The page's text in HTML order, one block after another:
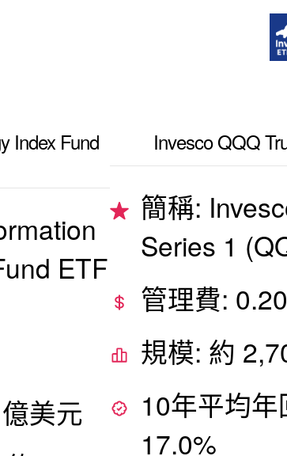
Index Fund
ETF
美元
Invesco QQQ
簡稱:
Series 1
管理費:
規模: 約
10年平均
17.0%